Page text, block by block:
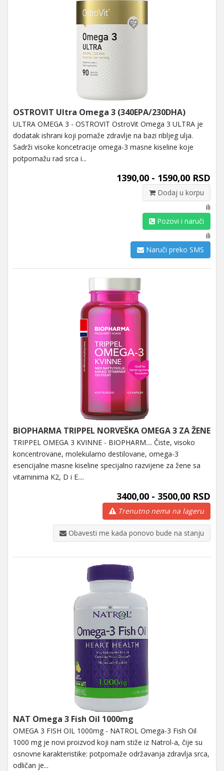
OSTROVIT Ultra Omega 3 (340EPA/230DHA)
ULTRA OMEGA 3 - OSTROVIT OstroVit Omega 3 ULTRA je
dodatak ishrani koji pomaže zdravlje na bazi ribljeg ulja.
Sadrži visoke koncetracije omega-3 masne kiseline koje
potpomažu rad srca i...
1390,00 - 1590,00 RSD
Dodaj u korpu
ili
Pozovi i naruči
ili
Naruči preko SMS
BIOPHARMA TRIPPEL NORVEŠKA OMEGA 3 ZA ŽENE
TRIPPEL OMEGA 3 KVINNE - BIOPHARM.... Čiste, visoko
koncentrovane, molekularno destilovane, omega-3
esencijalne masne kiseline specijalno razvijene za žene sa
vitaminima K2, D i E....
3400,00 - 3500,00 RSD
Trenutno nema na lageru
Obavesti me kada ponovo bude na stanju
NAT Omega 3 Fish Oil 1000mg
OMEGA 3 FISH OIL 1000mg - NATROL Omega-3 Fish Oil
1000 mg je novi proizvod koji nam stiže iz Natrol-a, čije su
osnovne karakteristike: potpomaže održavanja zdravlja srca,
odličan je...